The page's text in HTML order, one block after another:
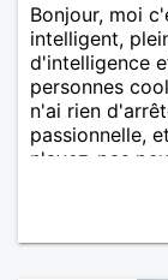
Bonjour, moi
intelligent,
d'intelligence
personnes
n'ai rien
passionnelle,
n'ayez-pas
qui le
100000000000